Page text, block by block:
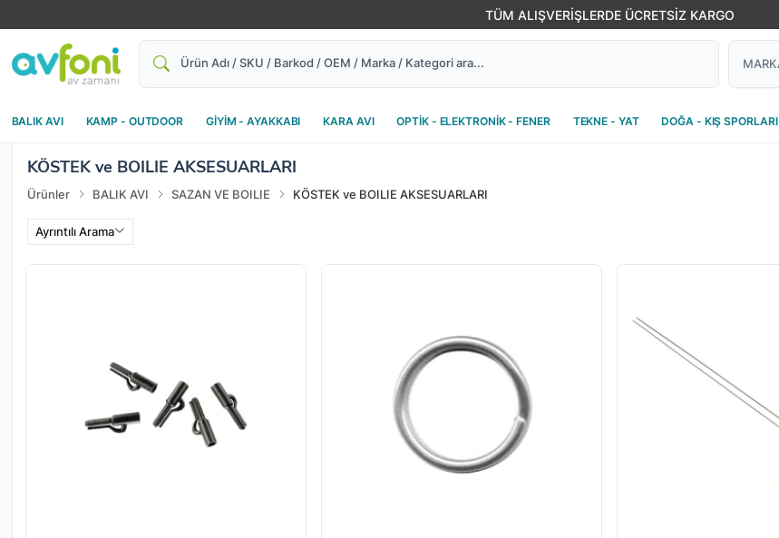
TÜM ALIŞVERİŞLERDE ÜCRETSİZ KARGO
Ara
BALIK AVI KAMP - OUTDOOR GİYİM - AYAKKABI KARA AVI OPTİK - ELEKTRONİK - FENER TEKNE - YAT DOĞA - KIŞ SPORLARI
KÖSTEK ve BOILIE AKSESUARLARI
Ürünler BALIK AVI SAZAN VE BOILIE KÖSTEK ve BOILIE AKSESUARLARI
Ayrıntılı Arama